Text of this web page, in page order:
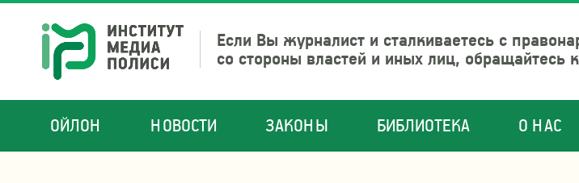
Если Вы журналист и сталкиваетесь с
со стороны властей и иных лиц,
ОЙЛОН НОВОСТИ ЗАКОНЫ БИБЛИОТЕКА О НАС